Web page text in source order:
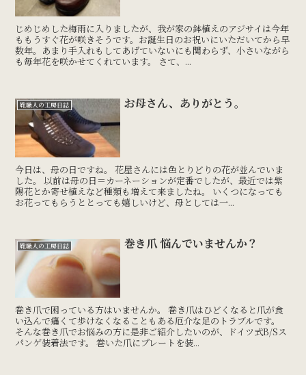
じめじめした梅雨に入りましたが、我が家の鉢植えのアジサイは今年
ももうすぐ花が咲きそうです。お誕生日のお祝いにいただいてから早
数年。あまり手入れもしてあげていないにも関わらず、小さいながら
も毎年花を咲かせてくれています。 さて、...
靴職人の工房日誌 お母さん、ありがとう。
今日は、母の日ですね。 花屋さんには色とりどりの花が並んでいま
した。 以前は母の日＝カーネーションが定番でしたが、最近では紫
陽花とか寄せ植えなど種類も増えて来ましたね。 いくつになっても
お花ってもらうととっても嬉しいけど、母としては一...
靴職人の工房日誌 巻き爪 悩んでいませんか？
巻き爪で困っている方はいませんか。 巻き爪はひどくなると爪が食
い込んで痛くて歩けなくなることもある厄介な足のトラブルです。
そんな巻き爪でお悩みの方に是非ご紹介したいのが、ドイツ式B/Sス
パンゲ装着法です。 巻いた爪にプレートを装...